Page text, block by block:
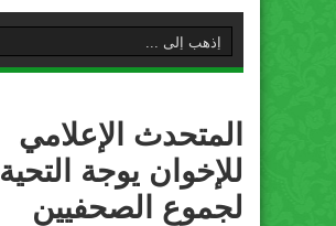
المتحدث الإعلامي
للإخوان يوجة التحية
لجموع الصحفيين